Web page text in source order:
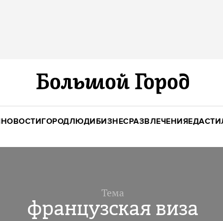
НОВОСТИГОРОДЛЮДИБИЗНЕСРАЗВЛЕЧЕНИЯЕДА
Тема
французская виза